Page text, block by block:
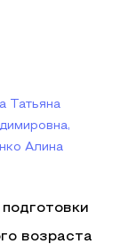
Татьяна
Алина
возраста